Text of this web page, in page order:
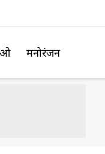
मनोरंजन